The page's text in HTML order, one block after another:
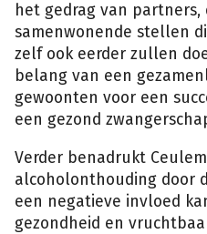
het gedrag van
samenwonende stellen
zelf ook eerder zullen
belang van een
gewoonten voor een
een gezond
Verder benadrukt
alcoholonthouding door
een negatieve invloed
gezondheid en